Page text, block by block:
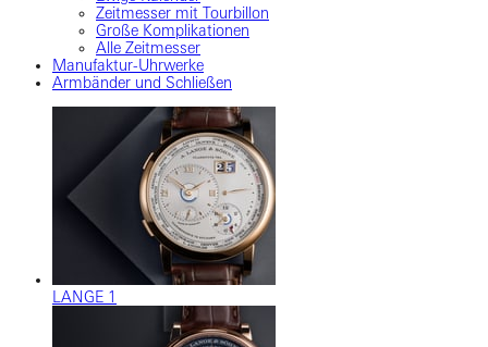
Zeitmesser mit Tourbillon
Große Komplikationen
Alle Zeitmesser
Manufaktur-Uhrwerke
Armbänder und Schließen
LANGE 1